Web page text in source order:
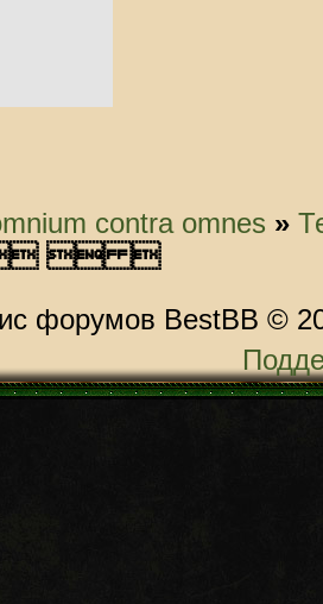
contra omnes »
 
форумов BestBB ©